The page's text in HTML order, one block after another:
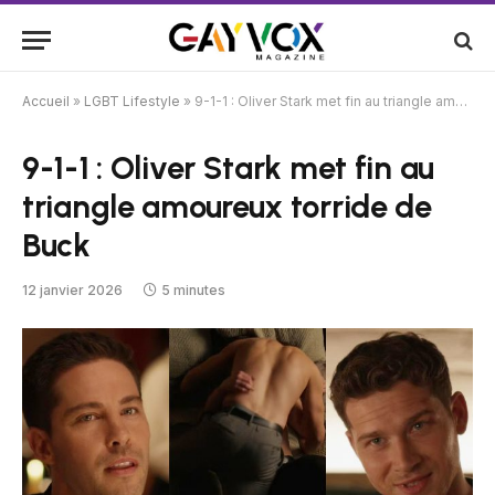
Accueil » LGBT Lifestyle » 9-1-1 : Oliver Stark met fin au triangle amoureux torride de Buck
9-1-1 : Oliver Stark met fin au
triangle amoureux torride de
Buck
12 janvier 2026 5 minutes